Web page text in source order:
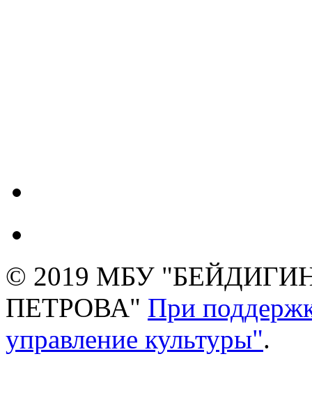
© 2019 МБУ
ПЕТРОВА" При
управление культуры".